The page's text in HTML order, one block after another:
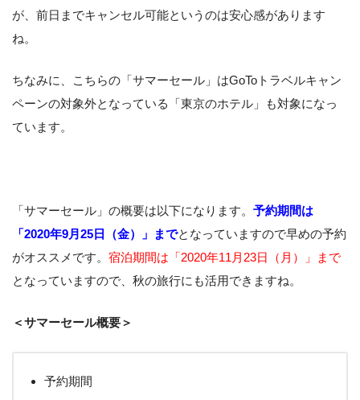
が、前日までキャンセル可能というのは安心感があります
ね。
ちなみに、こちらの「サマーセール」はGoToトラベルキャン
ペーンの対象外となっている「東京のホテル」も対象になっ
ています。
「サマーセール」の概要は以下になります。 予約期間は
「2020年9月25日（金）」までとなっていますので早めの予約
がオススメです。 宿泊期間は「2020年11月23日（月）」まで
となっていますので、秋の旅行にも活用できますね。
＜サマーセール概要＞
予約期間